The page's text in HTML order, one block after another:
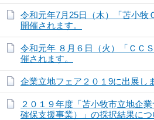
令和元年7月25日（木）「苫小牧
開催されます。
令和元年 ８月６日（火）「ＣＣ
催されます。
企業立地フェア２０１9に出展し
２０１９年度「苫小牧市立地企
確保支援事業）」の採択結果につ